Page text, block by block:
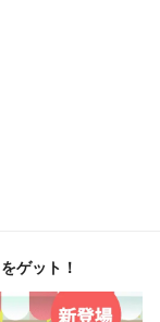
いつめ、生育状
ゲット！